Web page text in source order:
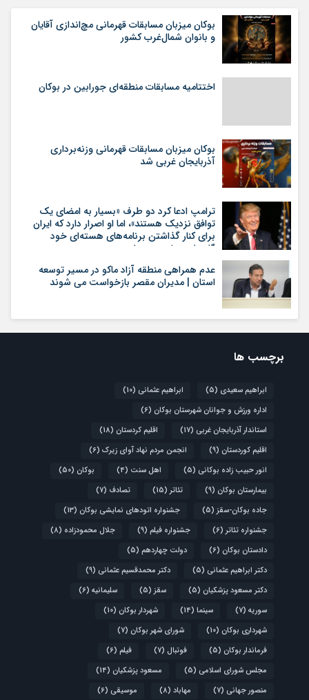
بوکان میزبان مسابقات قهرمانی مچ‌اندازی آقایان
و بانوان شمال‌غرب کشور
اختتامیه مسابقات منطقه‌ای جورابین در بوکان
بوکان میزبان مسابقات قهرمانی وزنه‌برداری
آذربایجان غربی شد
ترامپ ادعا کرد دو طرف «بسیار به امضای یک
توافق نزدیک هستند»، اما او اصرار دارد که ایران
برای کنار گذاشتن برنامه‌های هسته‌ای خود
گام‌های بیشتری بردارد
عدم همراهی منطقه آزاد ماکو در مسیر توسعه
استان | مدیران مقصر بازخواست می شوند
برچسب ها
ابراهیم سعیدی (5) ابراهیم عثمانی (10)
اداره ورزش و جوانان شهرستان بوکان (6)
استاندار آذربایجان غربی (17) اقلیم کردستان (18)
اقلیم کوردستان (9) انجمن مردم نهاد آوای زیرک (6)
انور حبیب زاده بوکانی (5) اهل سنت (4) بوکان (50)
بیمارستان بوکان (9) تئاتر (15) تصادف (7)
جاده بوکان-سقز (5) جشنواره اتودهای نمایشی بوکان (13)
جشنواره تئاتر (6) جشنواره فیلم (9) جلال محمودزاده (8)
دادستان بوکان (6) دولت چهاردهم (5)
دکتر ابراهیم عثمانی (5) دکتر محمدقسیم عثمانی (9)
دکتر مسعود پزشکیان (5) سقز (5) سلیمانیه (6)
سوریه (7) سینما (14) شهردار بوکان (10)
شهرداری بوکان (10) شورای شهر بوکان (7)
فرماندار بوکان (5) فوتبال (7) فیلم (6)
مجلس شورای اسلامی (5) مسعود پزشکیان (14)
منصور جهانی (7) مهاباد (8) موسیقی (6)